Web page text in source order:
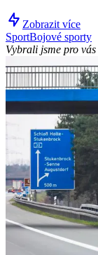
Zobrazit více
SportBojové sporty
Vybrali jsme pro vás